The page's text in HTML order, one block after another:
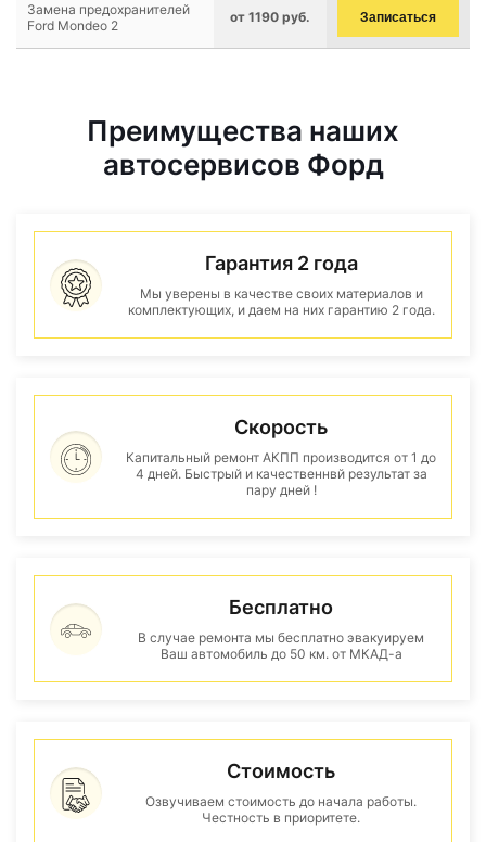
Замена предохранителей
Ford Mondeo 2
от 1190 руб. Записаться
Преимущества наших
автосервисов Форд
Гарантия 2 года
Мы уверены в качестве своих материалов и
комплектующих, и даем на них гарантию 2 года.
Скорость
Капитальный ремонт АКПП производится от 1 до
4 дней. Быстрый и качественнвй результат за
пару дней !
Бесплатно
В случае ремонта мы бесплатно эвакуируем
Ваш автомобиль до 50 км. от МКАД-а
Стоимость
Озвучиваем стоимость до начала работы.
Честность в приоритете.